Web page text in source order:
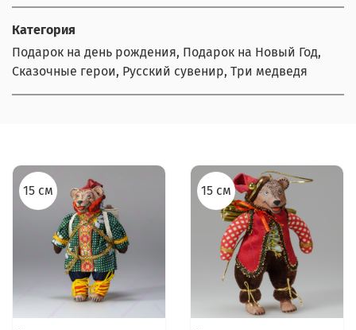
Категория
Подарок на день рождения, Подарок на Новый Год,
Сказочные герои, Русский сувенир, Три медведя
15 см 15 см